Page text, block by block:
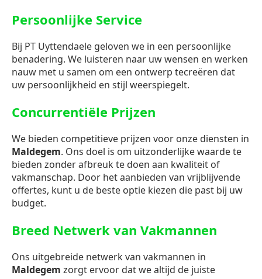
Persoonlijke Service
Bij PT Uyttendaele geloven we in een persoonlijke
benadering. We luisteren naar uw wensen en werken
nauw met u samen om een ontwerp tecreëren dat
uw persoonlijkheid en stijl weerspiegelt.
Concurrentiële Prijzen
We bieden competitieve prijzen voor onze diensten in
Maldegem. Ons doel is om uitzonderlijke waarde te
bieden zonder afbreuk te doen aan kwaliteit of
vakmanschap. Door het aanbieden van vrijblijvende
offertes, kunt u de beste optie kiezen die past bij uw
budget.
Breed Netwerk van Vakmannen
Ons uitgebreide netwerk van vakmannen in
Maldegem zorgt ervoor dat we altijd de juiste